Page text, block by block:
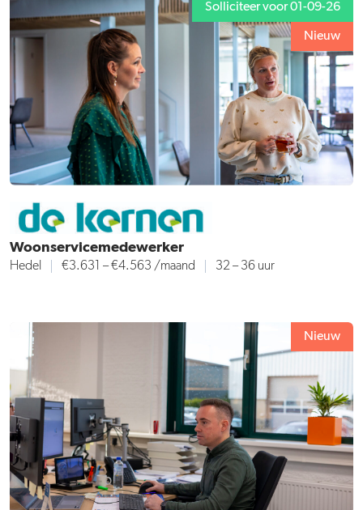
Solliciteer voor 01-09-26
Nieuw
Woonservicemedewerker
Hedel €3.631 – €4.563 /maand 32 – 36 uur
Nieuw